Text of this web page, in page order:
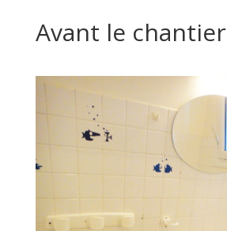
Avant le chantier